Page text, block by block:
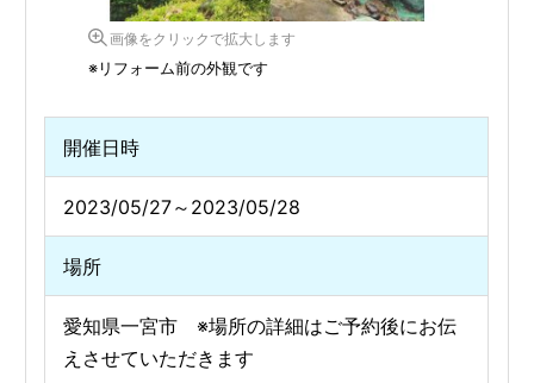
画像をクリックで拡大します
※リフォーム前の外観です
開催日時
2023/05/27～2023/05/28
場所
愛知県一宮市 ※場所の詳細はご予約後にお伝
えさせていただきます